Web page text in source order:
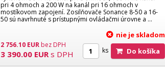
pri 4 ohmoch a 200 W na kanál pri 16 ohmoch v
mostíkovom zapojení. Zosilňovače Sonance 8-50 a 16-
50 sú navrhnuté s prístupnými ovládačmi úrovne a ...
2 756.10 EURbez DPH
3 390.00 EUR s DPH
nie je skladom
ks Do košíka